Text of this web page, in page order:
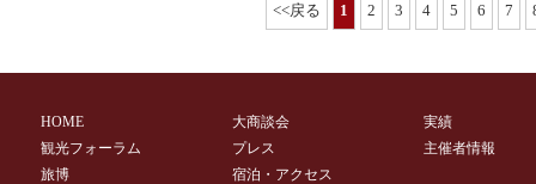
<<戻る 1 2 3 4 5 6 7
HOME
観光フォーラム
旅博
大商談会
プレス
宿泊・アクセス
実績
主催者情報